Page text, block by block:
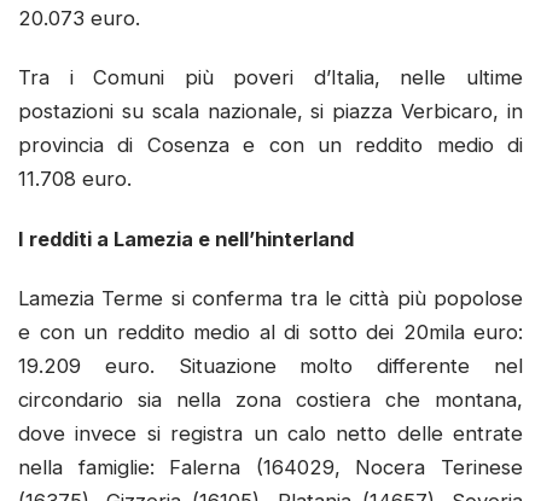
20.073 euro.
Tra i Comuni più poveri d’Italia, nelle ultime
postazioni su scala nazionale, si piazza Verbicaro, in
provincia di Cosenza e con un reddito medio di
11.708 euro.
I redditi a Lamezia e nell’hinterland
Lamezia Terme si conferma tra le città più popolose
e con un reddito medio al di sotto dei 20mila euro:
19.209 euro. Situazione molto differente nel
circondario sia nella zona costiera che montana,
dove invece si registra un calo netto delle entrate
nella famiglie: Falerna (164029, Nocera Terinese